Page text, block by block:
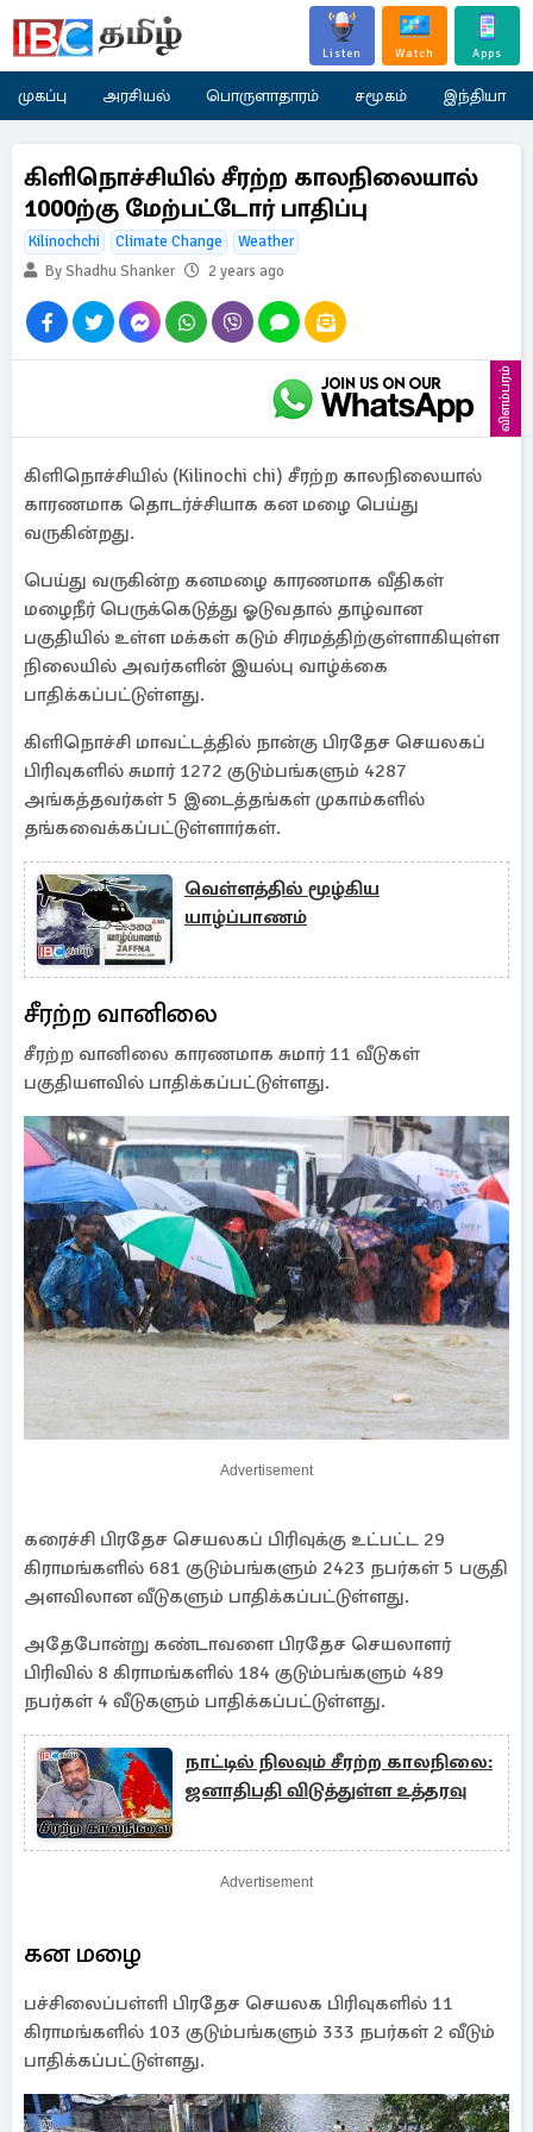
Listen Watch Apps
முகப்பு அரசியல் பொருளாதாரம் சமூகம் இந்தியா
கிளிநொச்சியில் சீரற்ற காலநிலையால்
1000ற்கு மேற்பட்டோர் பாதிப்பு
Kilinochchi Climate Change
Weather
By Shadhu Shanker
2 years ago
விளம்பரம்
கிளிநொச்சியில் (Kilinochi chi) சீரற்ற காலநிலையால்
காரணமாக தொடர்ச்சியாக கன மழை பெய்து
வருகின்றது.
பெய்து வருகின்ற கனமழை காரணமாக வீதிகள்
மழைநீர் பெருக்கெடுத்து ஓடுவதால் தாழ்வான
பகுதியில் உள்ள மக்கள் கடும் சிரமத்திற்குள்ளாகியுள்ள
நிலையில் அவர்களின் இயல்பு வாழ்க்கை
பாதிக்கப்பட்டுள்ளது.
கிளிநொச்சி மாவட்டத்தில் நான்கு பிரதேச செயலகப்
பிரிவுகளில் சுமார் 1272 குடும்பங்களும் 4287
அங்கத்தவர்கள் 5 இடைத்தங்கள் முகாம்களில்
தங்கவைக்கப்பட்டுள்ளார்கள்.
வெள்ளத்தில் மூழ்கிய
யாழ்ப்பாணம்
சீரற்ற வானிலை
சீரற்ற வானிலை காரணமாக சுமார் 11 வீடுகள்
பகுதியளவில் பாதிக்கப்பட்டுள்ளது.
Advertisement
கரைச்சி பிரதேச செயலகப் பிரிவுக்கு உட்பட்ட 29
கிராமங்களில் 681 குடும்பங்களும் 2423 நபர்கள் 5 பகுதி
அளவிலான வீடுகளும் பாதிக்கப்பட்டுள்ளது.
அதேபோன்று கண்டாவளை பிரதேச செயலாளர்
பிரிவில் 8 கிராமங்களில் 184 குடும்பங்களும் 489
நபர்கள் 4 வீடுகளும் பாதிக்கப்பட்டுள்ளது.
நாட்டில் நிலவும் சீரற்ற காலநிலை:
ஜனாதிபதி விடுத்துள்ள உத்தரவு
Advertisement
கன மழை
பச்சிலைப்பள்ளி பிரதேச செயலக பிரிவுகளில் 11
கிராமங்களில் 103 குடும்பங்களும் 333 நபர்கள் 2 வீடும்
பாதிக்கப்பட்டுள்ளது.